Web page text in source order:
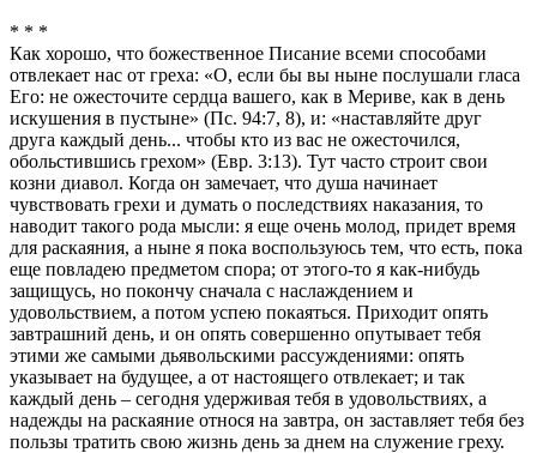
* * *
Как хорошо, что божественное Писание всеми способами
отвлекает нас от греха: «О, если бы вы ныне послушали гласа
Его: не ожесточите сердца вашего, как в Мериве, как в день
искушения в пустыне» (Пс. 94:7, 8), и: «наставляйте друг
друга каждый день... чтобы кто из вас не ожесточился,
обольстившись грехом» (Евр. 3:13). Тут часто строит свои
козни диавол. Когда он замечает, что душа начинает
чувствовать грехи и думать о последствиях наказания, то
наводит такого рода мысли: я еще очень молод, придет время
для раскаяния, а ныне я пока воспользуюсь тем, что есть, пока
еще повладею предметом спора; от этого-то я как-нибудь
защищусь, но покончу сначала с наслаждением и
удовольствием, а потом успею покаяться. Приходит опять
завтрашний день, и он опять совершенно опутывает тебя
этими же самыми дьявольскими рассуждениями: опять
указывает на будущее, а от настоящего отвлекает; и так
каждый день – сегодня удерживая тебя в удовольствиях, а
надежды на раскаяние относя на завтра, он заставляет тебя без
пользы тратить свою жизнь день за днем на служение греху.